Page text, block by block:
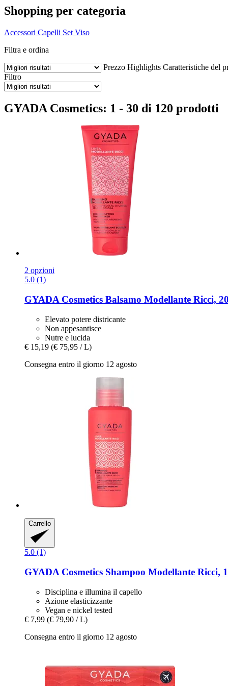
Shopping per categoria
Accessori Capelli Set Viso
Filtra e ordina
Prezzo Highlights Caratteristiche del
Filtro
GYADA Cosmetics: 1 - 30 di 120 prodotti
2 opzioni
5.0 (1)
GYADA Cosmetics Balsamo Modellante Ricci,
Elevato potere districante
Non appesantisce
Nutre e lucida
€ 15,19 (€ 75,95 / L)
Consegna entro il giorno 12 agosto
Carrello
5.0 (1)
GYADA Cosmetics Shampoo Modellante Ricci,
Disciplina e illumina il capello
Azione elasticizzante
Vegan e nickel tested
€ 7,99 (€ 79,90 / L)
Consegna entro il giorno 12 agosto